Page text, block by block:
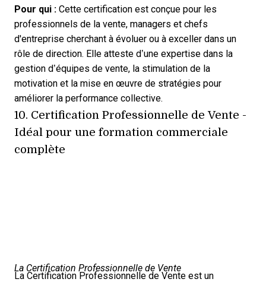
Pour qui : Cette certification est conçue pour les
professionnels de la vente, managers et chefs
d'entreprise cherchant à évoluer ou à exceller dans un
rôle de direction. Elle atteste d’une expertise dans la
gestion d’équipes de vente, la stimulation de la
motivation et la mise en œuvre de stratégies pour
améliorer la performance collective.
10. Certification Professionnelle de Vente -
Idéal pour une formation commerciale
complète
La Certification Professionnelle de Vente
La Certification Professionnelle de Vente est un